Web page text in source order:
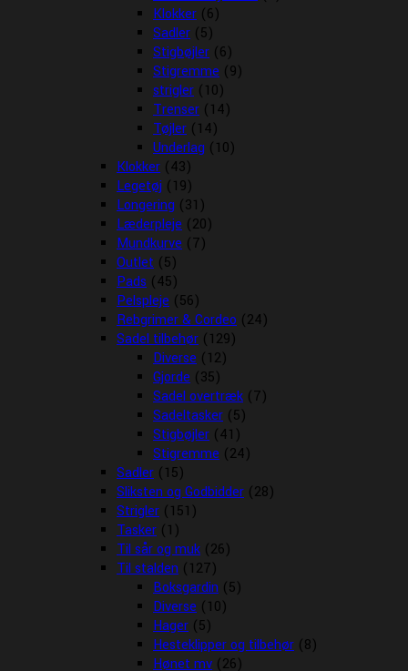
Klokker (6)
Sadler (5)
Stigbøjler (6)
Stigremme (9)
strigler (10)
Trenser (14)
Tøjler (14)
Underlag (10)
Klokker (43)
Legetøj (19)
Longering (31)
Læderpleje (20)
Mundkurve (7)
Outlet (5)
Pads (45)
Pelspleje (56)
Rebgrimer & Cordeo (24)
Sadel tilbehør (129)
Diverse (12)
Gjorde (35)
Sadel overtræk (7)
Sadeltasker (5)
Stigbøjler (41)
Stigremme (24)
Sadler (15)
Sliksten og Godbidder (28)
Strigler (151)
Tasker (1)
Til sår og muk (26)
Til stalden (127)
Boksgardin (5)
Diverse (10)
Hager (5)
Hesteklipper og tilbehør (8)
Hønet mv (26)